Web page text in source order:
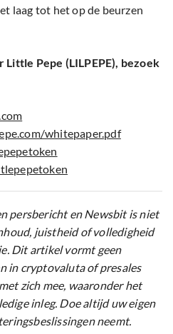
laag tot het op de beurzen
Pepe (LILPEPE), bezoek
whitepaper.pdf
persbericht en Newsbit is niet
juistheid of volledigheid
Dit artikel vormt geen
in cryptovaluta of presales
zich mee, waaronder het
inleg. Doe altijd uw eigen
neemt.